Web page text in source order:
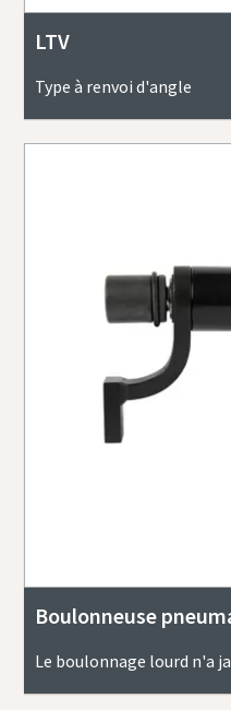
LTV
Type à renvoi d'angle
Boulonneuse
Le boulonnage lourd n'a